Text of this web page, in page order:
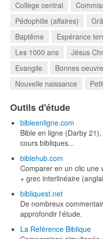
Collège central
Pédophilie (affaires)
Baptême
Espérance
Les 1000 ans
Jésus
Evangile
Bonnes
Nouvelle naissance
Outils d'étude
bibleenligne.com
Bible en ligne (Darby
cours bibliques...
biblehub.com
Comparer en un clic une
+ grec interlinéaire
bibliquest.net
De nombreux
approfondir l'étude.
La Référence Biblique